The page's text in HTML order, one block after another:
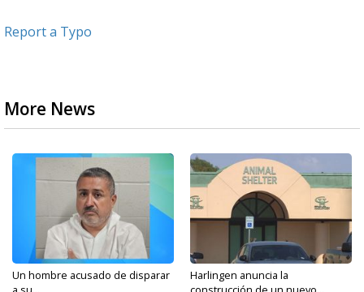
Report a Typo
More News
Un hombre acusado de disparar
Harlingen anuncia la